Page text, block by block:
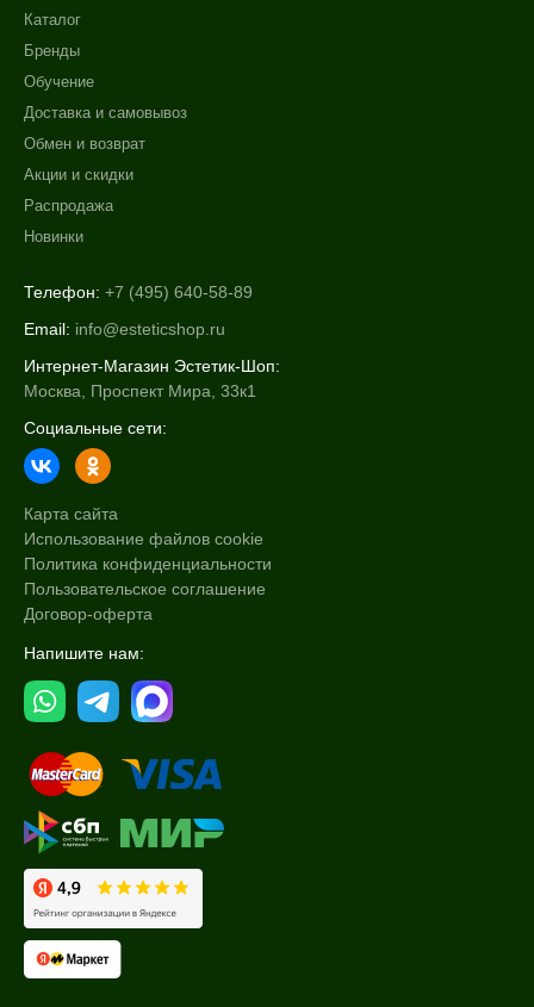
Каталог
Бренды
Обучение
Доставка и самовывоз
Обмен и возврат
Акции и скидки
Распродажа
Новинки
Телефон: +7 (495) 640-58-89
Email: info@esteticshop.ru
Интернет-Магазин Эстетик-Шоп:
Москва, Проспект Мира, 33к1
Социальные сети:
Карта сайта
Использование файлов cookie
Политика конфиденциальности
Пользовательское соглашение
Договор-оферта
Напишите нам: